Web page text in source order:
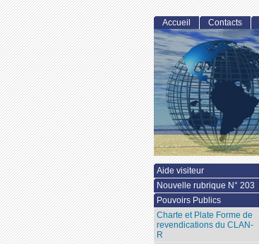
Accueil Contacts
Aide visiteur
Nouvelle rubrique N° 203
Pouvoirs Publics
Charte et Plate Forme de
revendications du CLAN-
R